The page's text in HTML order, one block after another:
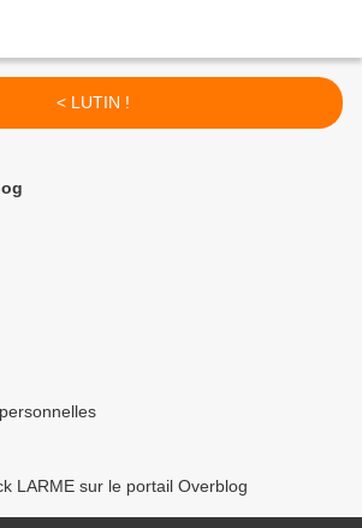
< LUTIN !
LARME sur le portail Overblog